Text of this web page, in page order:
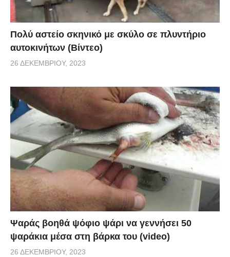
Πολύ αστείο σκηνικό με σκύλο σε πλυντήριο
αυτοκινήτων (Βίντεο)
26 ΔΕΚΕΜΒΡΊΟΥ, 2023
Ψαράς βοηθά ψόφιο ψάρι να γεννήσει 50
ψαράκια μέσα στη βάρκα του (video)
26 ΔΕΚΕΜΒΡΊΟΥ, 2023